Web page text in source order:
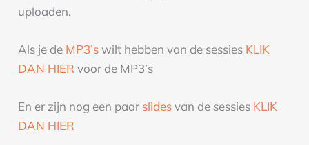
uploaden.
Als je de MP3’swilt hebben van de sessies KLIK
DAN HIER voor de MP3’s
En er zijn nog een paar slidesvan de sessies KLIK
DAN HIER